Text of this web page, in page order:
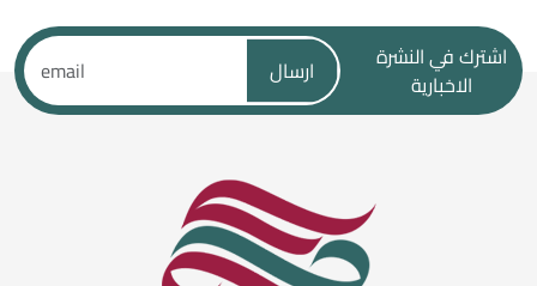
اشترك في النشرة
الاخبارية
ارسال